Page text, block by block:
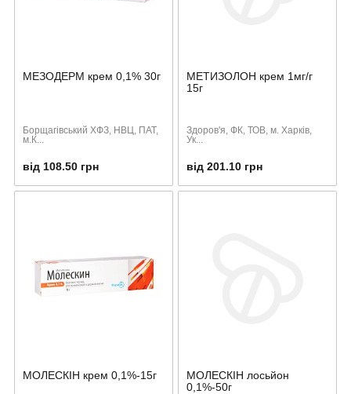
МЕЗОДЕРМ крем 0,1% 30г
Борщагівський ХФЗ, НВЦ, ПАТ,
м.К...
від 108.50 грн
МЕТИЗОЛОН крем 1мг/г
15г
Здоров'я, ФК, ТОВ, м. Харків,
Ук...
від 201.10 грн
МОЛЕСКІН крем 0,1%-15г
МОЛЕСКІН лосьйон
0,1%-50г